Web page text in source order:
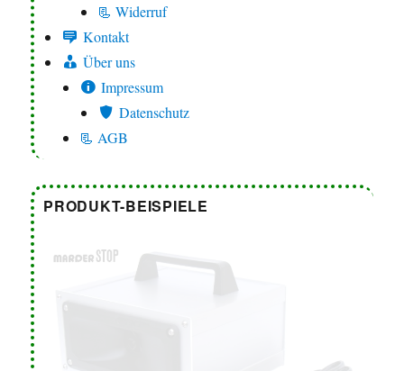
📃 Widerruf
Kontakt
Über uns
Impressum
Datenschutz
📃 AGB
PRODUKT-BEISPIELE